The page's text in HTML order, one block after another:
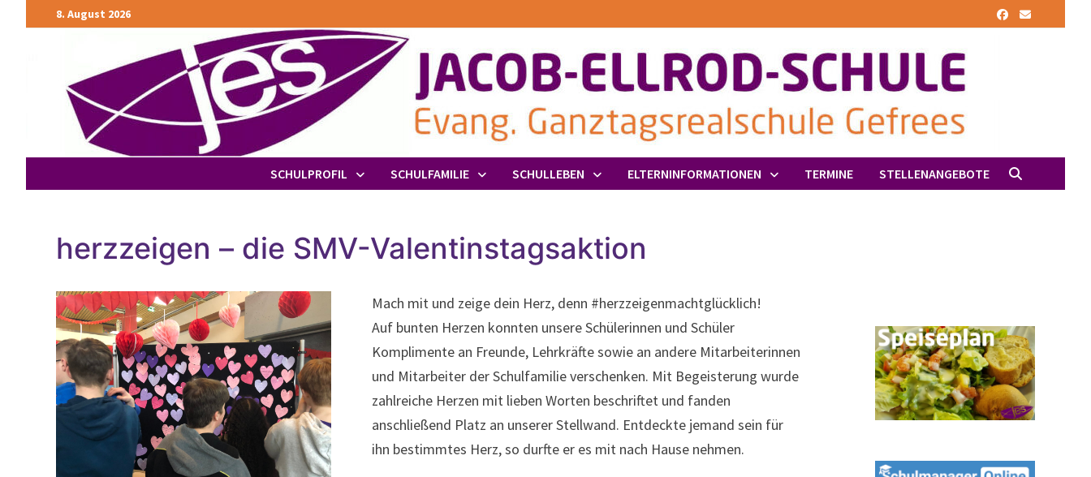
Zurück
zum
8. August 2026
SCHULPROFIL SCHULFAMILIE SCHULLEBEN ELTERNINFORMATIONEN TERMINE STELLENANGEBOTE
herzzeigen – die SMV-Valentinstagsaktion
Mach mit und zeige dein Herz, denn #herzzeigenmachtglücklich!
Auf bunten Herzen konnten unsere Schülerinnen und Schüler
Komplimente an Freunde, Lehrkräfte sowie an andere Mitarbeiterinnen
und Mitarbeiter der Schulfamilie verschenken. Mit Begeisterung wurde
zahlreiche Herzen mit lieben Worten beschriftet und fanden
anschließend Platz an unserer Stellwand. Entdeckte jemand sein für
ihn bestimmtes Herz, so durfte er es mit nach Hause nehmen.